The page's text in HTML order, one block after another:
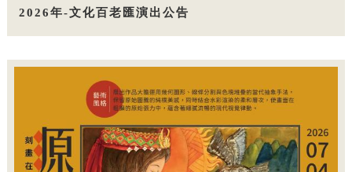
2026年-文化百老匯演出公告